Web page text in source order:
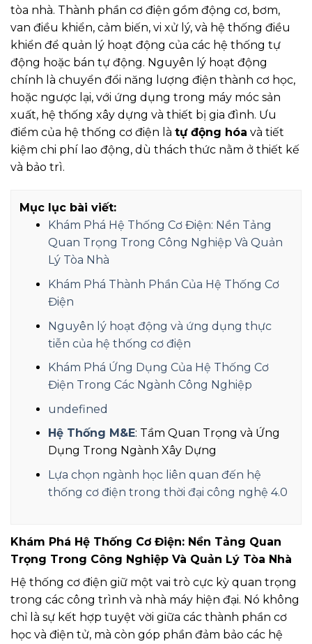
tòa nhà. Thành phần cơ điện gồm động cơ, bơm,
van điều khiển, cảm biến, vi xử lý, và hệ thống điều
khiển để quản lý hoạt động của các hệ thống tự
động hoặc bán tự động. Nguyên lý hoạt động
chính là chuyển đổi năng lượng điện thành cơ học,
hoặc ngược lại, với ứng dụng trong máy móc sản
xuất, hệ thống xây dựng và thiết bị gia đình. Ưu
điểm của hệ thống cơ điện là tự động hóa và tiết
kiệm chi phí lao động, dù thách thức nằm ở thiết kế
và bảo trì.
Mục lục bài viết:
Khám Phá Hệ Thống Cơ Điện: Nền Tảng
Quan Trọng Trong Công Nghiệp Và Quản
Lý Tòa Nhà
Khám Phá Thành Phần Của Hệ Thống Cơ
Điện
Nguyên lý hoạt động và ứng dụng thực
tiễn của hệ thống cơ điện
Khám Phá Ứng Dụng Của Hệ Thống Cơ
Điện Trong Các Ngành Công Nghiệp
undefined
Hệ Thống M&E: Tầm Quan Trọng và Ứng
Dụng Trong Ngành Xây Dựng
Lựa chọn ngành học liên quan đến hệ
thống cơ điện trong thời đại công nghệ 4.0
Khám Phá Hệ Thống Cơ Điện: Nền Tảng Quan
Trọng Trong Công Nghiệp Và Quản Lý Tòa Nhà
Hệ thống cơ điện giữ một vai trò cực kỳ quan trọng
trong các công trình và nhà máy hiện đại. Nó không
chỉ là sự kết hợp tuyệt vời giữa các thành phần cơ
học và điện tử, mà còn góp phần đảm bảo các hệ